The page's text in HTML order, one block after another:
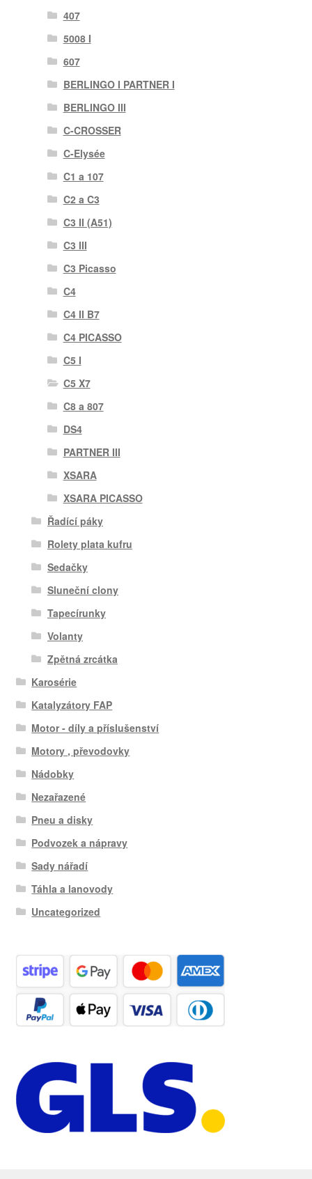
407
5008 I
607
BERLINGO I PARTNER I
BERLINGO III
C-CROSSER
C-Elysée
C1 a 107
C2 a C3
C3 II (A51)
C3 III
C3 Picasso
C4
C4 II B7
C4 PICASSO
C5 I
C5 X7
C8 a 807
DS4
PARTNER III
XSARA
XSARA PICASSO
Řadící páky
Rolety plata kufru
Sedačky
Sluneční clony
Tapecírunky
Volanty
Zpětná zrcátka
Karosérie
Katalyzátory FAP
Motor - díly a příslušenství
Motory , převodovky
Nádobky
Nezařazené
Pneu a disky
Podvozek a nápravy
Sady nářadí
Táhla a lanovody
Uncategorized